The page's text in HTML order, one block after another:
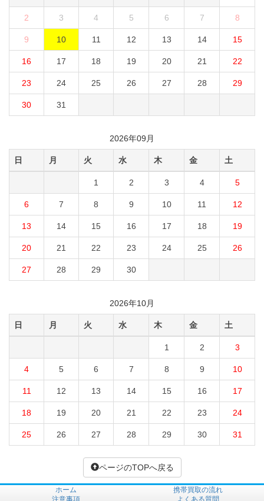
2 3 4 5 6 7 8
9 10 11 12 13 14 15
16 17 18 19 20 21 22
23 24 25 26 27 28 29
30 31
2026年09月
日 月 火 水 木 金 土
1 2 3 4 5
6 7 8 9 10 11 12
13 14 15 16 17 18 19
20 21 22 23 24 25 26
27 28 29 30
2026年10月
日 月 火 水 木 金 土
1 2 3
4 5 6 7 8 9 10
11 12 13 14 15 16 17
18 19 20 21 22 23 24
25 26 27 28 29 30 31
ページのTOPへ戻る
ホーム
携帯買取の流れ